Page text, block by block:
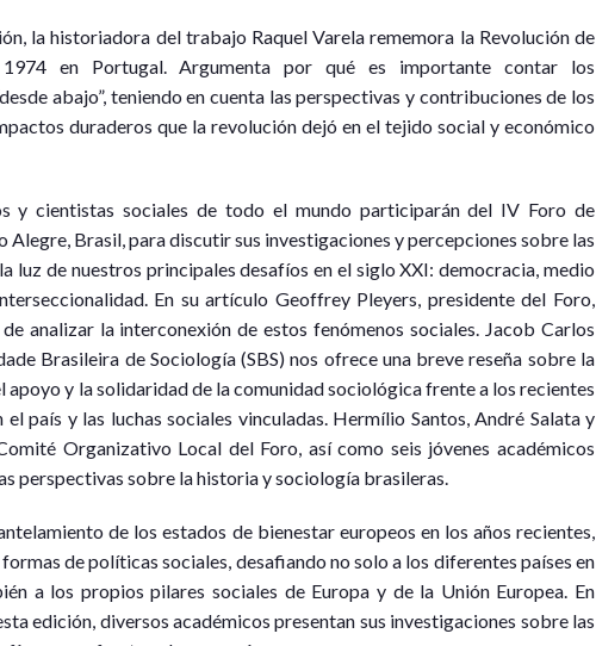
la historiadora del trabajo Raquel Varela rememora la Revolución de
en Portugal. Argumenta por qué es importante contar los
abajo”, teniendo en cuenta las perspectivas y contribuciones de los
duraderos que la revolución dejó en el tejido social y económico
y cientistas sociales de todo el mundo participarán del IV Foro de
Alegre, Brasil, para discutir sus investigaciones y percepciones sobre las
luz de nuestros principales desafíos en el siglo XXI: democracia, medio
En su artículo Geoffrey Pleyers, presidente del Foro,
analizar la interconexión de estos fenómenos sociales. Jacob Carlos
Brasileira de Sociología (SBS) nos ofrece una breve reseña sobre la
apoyo y la solidaridad de la comunidad sociológica frente a los recientes
país y las luchas sociales vinculadas. Hermílio Santos, André Salata y
Organizativo Local del Foro, así como seis jóvenes académicos
perspectivas sobre la historia y sociología brasileras.
de los estados de bienestar europeos en los años recientes,
de políticas sociales, desafiando no solo a los diferentes países en
a los propios pilares sociales de Europa y de la Unión Europea. En
edición, diversos académicos presentan sus investigaciones sobre las